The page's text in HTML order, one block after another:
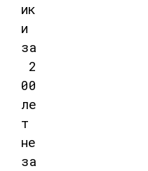
ик
и
за
2
00
ле
т
не
за